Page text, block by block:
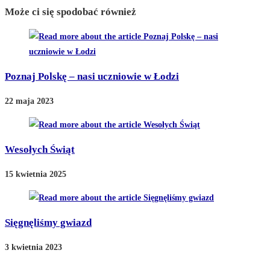
Może ci się spodobać również
Poznaj Polskę – nasi uczniowie w Łodzi
22 maja 2023
Wesołych Świąt
15 kwietnia 2025
Sięgnęliśmy gwiazd
3 kwietnia 2023